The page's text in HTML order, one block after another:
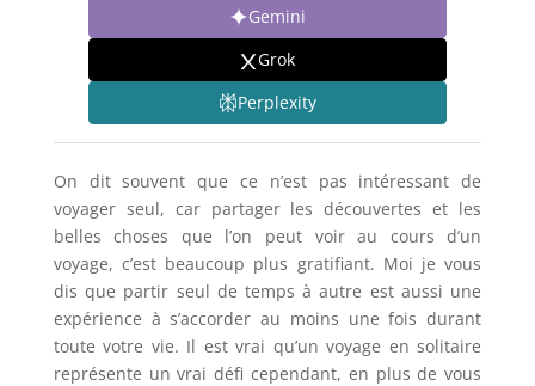
Gemini
Grok
Perplexity
On dit souvent que ce n’est pas intéressant de
voyager seul, car partager les découvertes et les
belles choses que l’on peut voir au cours d’un
voyage, c’est beaucoup plus gratifiant. Moi je vous
dis que partir seul de temps à autre est aussi une
expérience à s’accorder au moins une fois durant
toute votre vie. Il est vrai qu’un voyage en solitaire
représente un vrai défi cependant, en plus de vous